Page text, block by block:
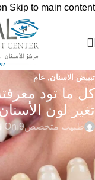
Skip to main content
تبييض الاسنان, عام
كل ما تود
تغير لون
طبيب متخصصOn 9 ديسمبر، 2023
تصبغات الأسنان
تجنبها منها الشيخوخة
الوقاية منها مثل